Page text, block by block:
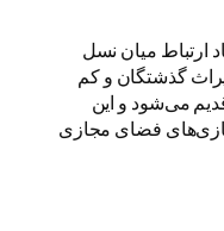
ارتباط میان نسل
گذشتگان و کم
می‌شود و این
فضای مجازی